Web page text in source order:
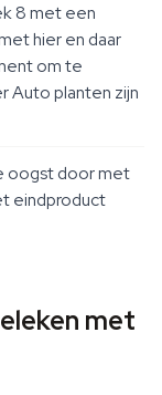
8 met een
hier en daar
om te
Auto planten zijn
oogst door met
eindproduct
met